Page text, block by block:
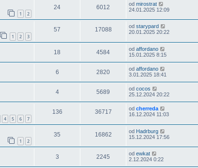
1 2
24 6012 od mirostrat
24.01.2025 12:09
1 2 3
57 17088 od starypard
20.01.2025 20:22
18 4584 od affordano
15.01.2025 8:15
6 2820 od affordano
3.01.2025 18:41
4 5689 od cocos
25.12.2024 20:22
4 5 6 7
136 36717 od cherreda
16.12.2024 11:03
1 2
35 16862 od Hadrburg
15.12.2024 17:56
3 2245 od ewkat
2.12.2024 0:22